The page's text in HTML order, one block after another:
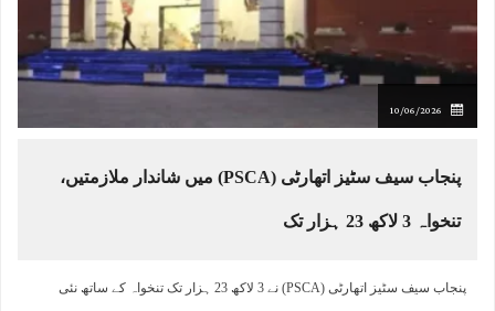
10/06/2026
پنجاب سیف سٹیز اتھارٹی (PSCA) میں شاندار ملازمتیں،
تنخواہ 3 لاکھ 23 ہزار تک
پنجاب سیف سٹیز اتھارٹی (PSCA) نے 3 لاکھ 23 ہزار تک تنخواہ کے ساتھ نئی